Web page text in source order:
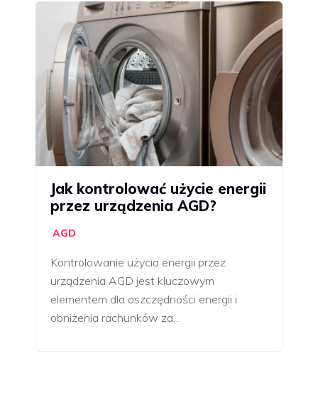
Jak kontrolować użycie energii
przez urządzenia AGD?
AGD
Kontrolowanie użycia energii przez
urządzenia AGD jest kluczowym
elementem dla oszczędności energii i
obniżenia rachunków za…